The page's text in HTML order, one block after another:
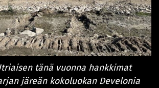
tänä vuonna hankkimat
järeän kokoluokan Develonia